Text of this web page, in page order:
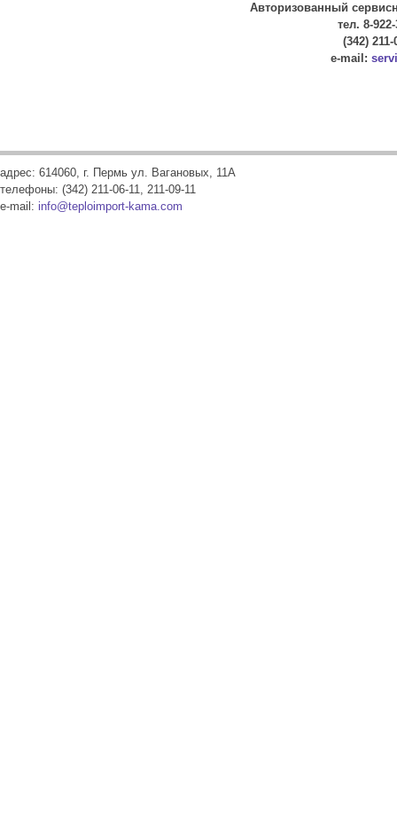
Авторизованный
тел. 8-
(342) 211-
e-mail:
адрес: 614060, г. Пермь ул. Вагановых, 11А
телефоны: (342) 211-06-11, 211-09-11
e-mail: info@teploimport-kama.com